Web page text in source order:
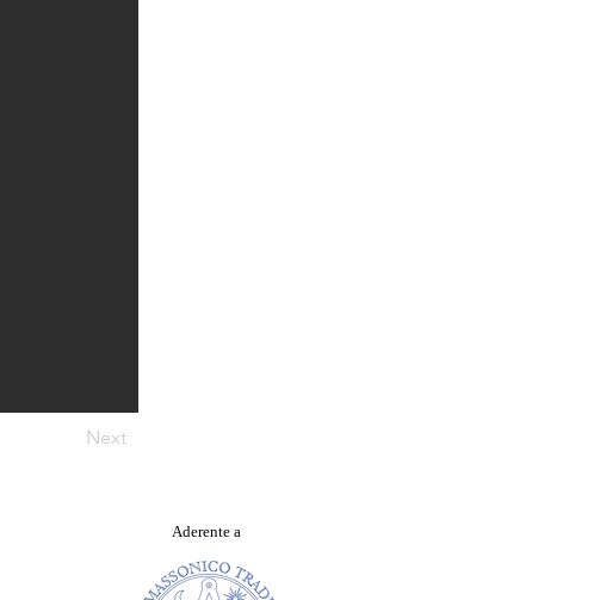
Next
Aderente a